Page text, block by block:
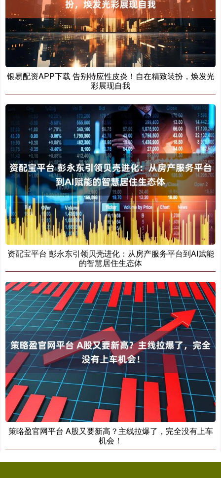
银易配资APP下载 告别特应性皮炎！自在精致装扮，焕发光
彩展现自我
资配宝平台 彭永东引领贝壳进化：从房产服务平台到AI赋能
的智慧居住生态体
策略盈官网平台 A股又要新高？主线拉爆了，完全没有上车
机会！